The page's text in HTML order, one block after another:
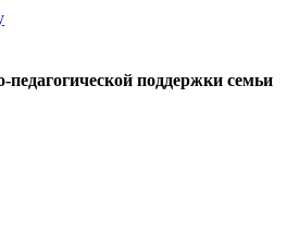
поддержки семьи